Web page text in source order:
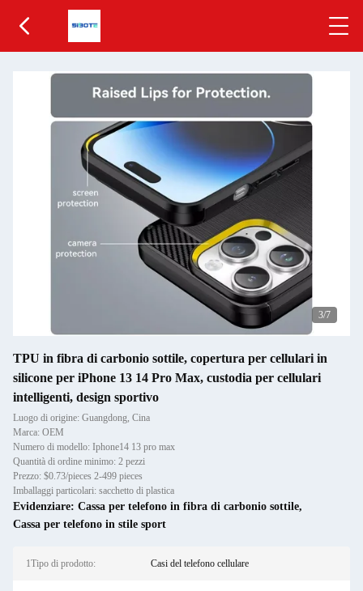
3/7
TPU in fibra di carbonio sottile, copertura per cellulari in
silicone per iPhone 13 14 Pro Max, custodia per cellulari
intelligenti, design sportivo
Luogo di origine: Guangdong, Cina
Marca: OEM
Numero di modello: Iphone14 13 pro max
Quantità di ordine minimo: 2 pezzi
Prezzo: $0.73/pieces 2-499 pieces
Imballaggi particolari: sacchetto di plastica
Evidenziare: Cassa per telefono in fibra di carbonio sottile,
Cassa per telefono in stile sport
1Tipo di prodotto: Casi del telefono cellulare